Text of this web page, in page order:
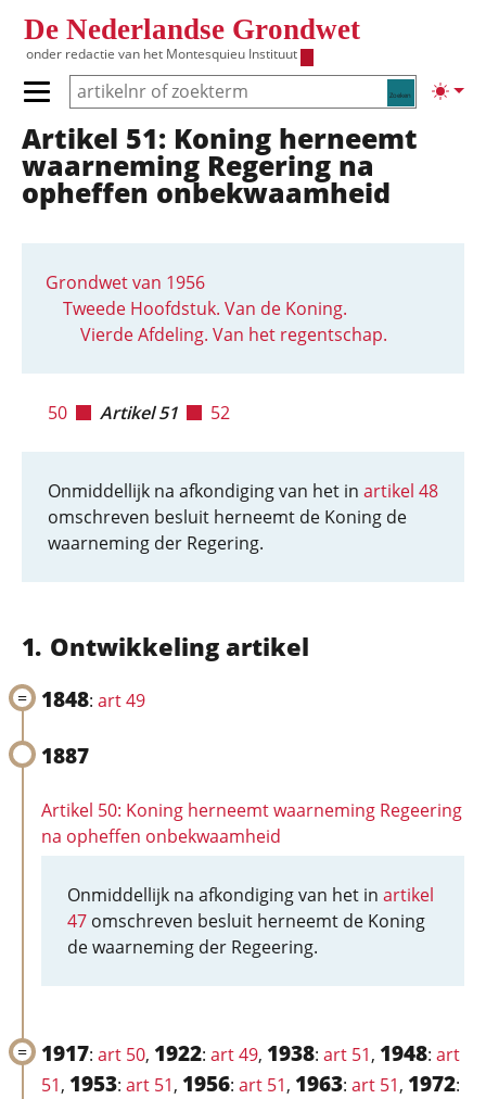
De Nederlandse Grondwet
onder redactie van het Montesquieu Instituut
Zoeken
Primair menu tonen/verbergen
Hoofdnavigatie
Artikel 51: Koning herneemt
waarneming Regering na
opheffen onbekwaamheid
Grondwet van 1956
Tweede Hoofdstuk. Van de Koning.
Vierde Afdeling. Van het regentschap.
50 Artikel 51 52
Onmiddellijk na afkondiging van het in artikel 48
omschreven besluit herneemt de Koning de
waarneming der Regering.
Ontwikkeling artikel
1848: art 49
1887
Artikel 50: Koning herneemt waarneming Regeering
na opheffen onbekwaamheid
Onmiddellijk na afkondiging van het in artikel
47 omschreven besluit herneemt de Koning
de waarneming der Regeering.
1917: art 50, 1922: art 49, 1938: art 51, 1948: art
51, 1953: art 51, 1956: art 51, 1963: art 51, 1972: